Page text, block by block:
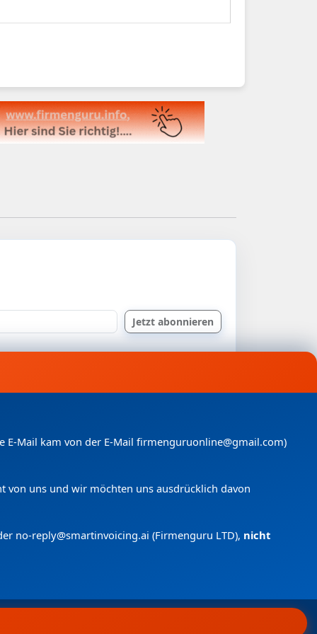
begrüssen zu dürfen.
E-Mail kam von der E-Mail firmenguruonline@gmail.com)
von uns und wir möchten uns ausdrücklich davon
no-reply@smartinvoicing.ai (Firmenguru LTD), nicht